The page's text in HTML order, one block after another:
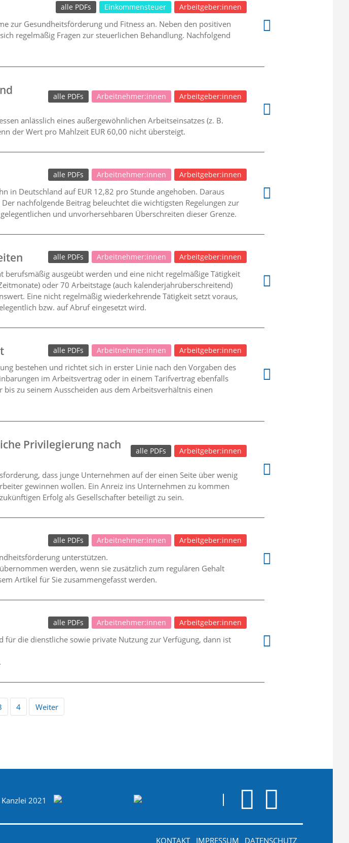
Arbeitgeber:innen
Einkommensteuer
alle PDFs
zur Gesundheitsförderung und Fitness an. Neben den positiven
regelmäßig Fragen zur steuerlichen Behandlung. Nachfolgend
Arbeitgeber:innen
Arbeitnehmer:innen
alle PDFs
anlässlich eines außergewöhnlichen Arbeitseinsatzes (z. B.
der Wert pro Mahlzeit EUR 60,00 nicht übersteigt.
Arbeitgeber:innen
Arbeitnehmer:innen
alle PDFs
in Deutschland auf EUR 12,82 pro Stunde angehoben. Daraus
nachfolgende Beitrag beleuchtet die wichtigsten Regelungen zur
und unvorhersehbaren Überschreiten dieser Grenze.
Arbeitgeber:innen
Arbeitnehmer:innen
alle PDFs
ausgeübt werden und eine nicht regelmäßige Tätigkeit
oder 70 Arbeitstage (auch kalenderjahrüberschreitend)
Eine nicht regelmäßig wiederkehrende Tätigkeit setzt voraus,
bzw. auf Abruf eingesetzt wird.
Arbeitgeber:innen
Arbeitnehmer:innen
alle PDFs
bestehen und richtet sich in erster Linie nach den Vorgaben des
im Arbeitsvertrag oder in einem Tarifvertrag ebenfalls
zu seinem Ausscheiden aus dem Arbeitsverhältnis einen
Privilegierung nach
Arbeitgeber:innen
alle PDFs
dass junge Unternehmen auf der einen Seite über wenig
gewinnen wollen. Ein Anreiz ins Unternehmen zu kommen
Erfolg als Gesellschafter beteiligt zu sein.
Arbeitgeber:innen
Arbeitnehmer:innen
alle PDFs
unterstützen.
werden, wenn sie zusätzlich zum regulären Gehalt
Artikel für Sie zusammengefasst werden.
Arbeitgeber:innen
Arbeitnehmer:innen
alle PDFs
die dienstliche sowie private Nutzung zur Verfügung, dann ist
4 Weiter
KONTAKT IMPRESSUM DATENSCHUTZ